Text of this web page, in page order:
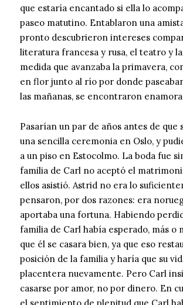
que estaría encantado si ella lo
paseo matutino. Entablaron una
pronto descubrieron intereses
literatura francesa y rusa, el teatro y
medida que avanzaba la primavera,
en flor junto al río por donde
las mañanas, se encontraron
Pasarían un par de años antes de que
una sencilla ceremonia en Oslo, y
a un piso en Estocolmo. La boda fue
familia de Carl no aceptó el
ellos asistió. Astrid no era lo
pensaron, por dos razones: era
aportaba una fortuna. Habiendo
familia de Carl había esperado, más o
que él se casara bien, ya que eso
posición de la familia y haría que su
placentera nuevamente. Pero Carl
casarse por amor, no por dinero. En